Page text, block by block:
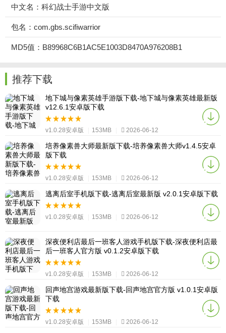
中文名：科幻战士手游中文版
包名：com.gbs.scifiwarrior
MD5值：B89968C6B1AC5E1003D8470A976208B1
推荐下载
地下城与像素英雄手游版下载-地下城与像素英雄最新版
v12.6.1安卓版下载
v1.0.28安卓版 153MB 2026-06-12
培养像素兽大师最新版下载-培养像素兽大师v1.4.5安卓
版下载
v1.0.28安卓版 153MB 2026-06-12
逃离后室手机版下载-逃离后室最新版 v2.0.1安卓版下载
v1.0.28安卓版 153MB 2026-06-12
深夜便利店最后一班客人游戏手机版下载-深夜便利店最
后一班客人官方版 v0.1.2安卓版下载
v1.0.28安卓版 153MB 2026-06-12
回声地宫游戏最新版下载-回声地宫官方版 v1.0.1安卓版
下载
v1.0.28安卓版 153MB 2026-06-12